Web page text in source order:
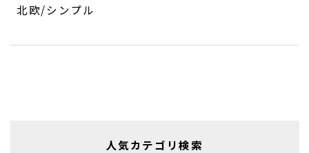
北欧/シンプル
人気カテゴリ検索